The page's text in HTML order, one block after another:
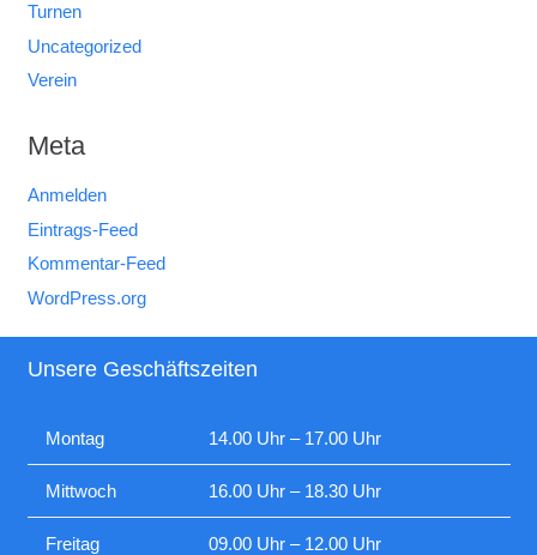
Turnen
Uncategorized
Verein
Meta
Anmelden
Eintrags-Feed
Kommentar-Feed
WordPress.org
Unsere Geschäftszeiten
Montag 14.00 Uhr – 17.00 Uhr
Mittwoch 16.00 Uhr – 18.30 Uhr
Freitag 09.00 Uhr – 12.00 Uhr